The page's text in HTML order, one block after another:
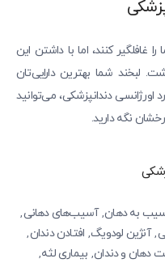
غافلگیر کنند، اما با داشتن این
لبخند شما بهترین دارایی‌تان
دندانپزشکی، می‌توانید
نگه دارید.
به دهان,آسیب‌های دهانی,
,آنژین لودویگ, افتادن دندان,
دهان و دندان, بیماری لثه,